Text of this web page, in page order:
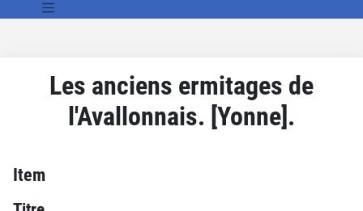
Les anciens ermitages de
l'Avallonnais. [Yonne].
Item